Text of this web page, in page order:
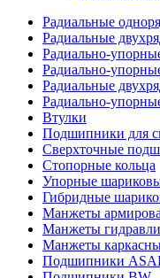
Радиальные
Радиальные
Радиально-
Радиально-
Радиальные
Радиально-
Втулки
Подшипники для
Сверхточные
Стопорные кольца
Упорные
Гибридные
Манжеты
Манжеты
Манжеты
Подшипники